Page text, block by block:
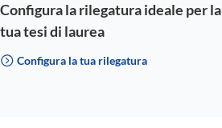
Configura la rilegatura ideale per la
tua tesi di laurea
Configura la tua rilegatura